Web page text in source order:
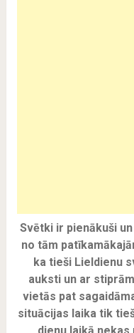
Svētki ir pienākuši
no tām
ka tieši Lieldienu
auksti un ar
vietās pat
situācijas laika tik